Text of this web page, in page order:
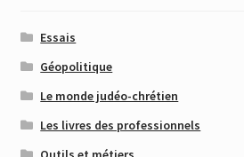
Essais
Géopolitique
Le monde judéo-chrétien
Les livres des professionnels